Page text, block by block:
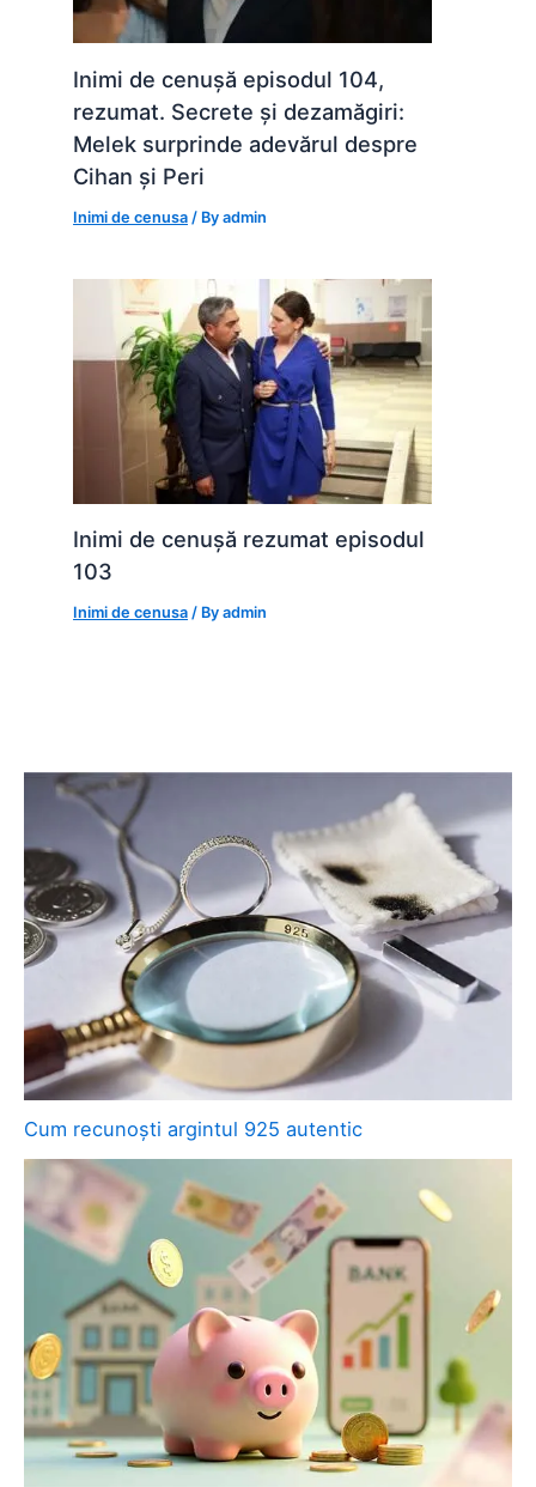
Inimi de cenușă episodul 104,
rezumat. Secrete și dezamăgiri:
Melek surprinde adevărul despre
Cihan și Peri
Inimi de cenusa / Byadmin
Inimi de cenușă rezumat episodul
103
Inimi de cenusa / Byadmin
Cum recunoști argintul 925 autentic